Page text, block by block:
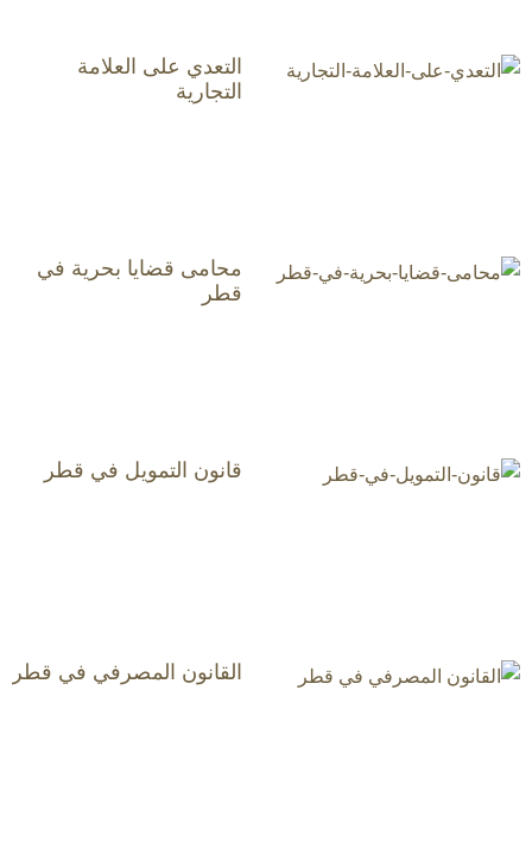
التعدي على العلامة
التجارية
محامى قضايا بحرية في
قطر
قانون التمويل في قطر
القانون المصرفي في قطر